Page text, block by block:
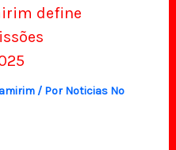
define
/ Por Noticias No